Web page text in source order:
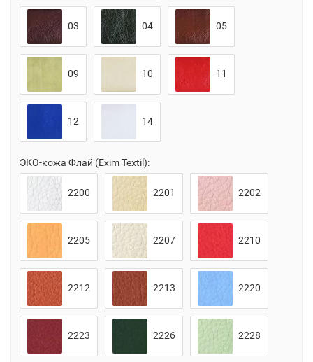
03 04 05
09 10 11
12 14
ЭКО-кожа Флай (Exim Textil):
2200 2201 2202
2205 2207 2210
2212 2213 2220
2223 2226 2228